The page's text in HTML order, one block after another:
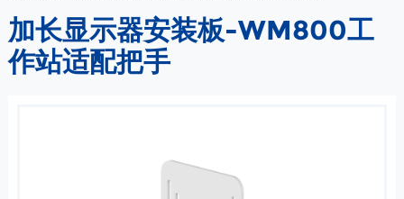
加长显示器安装板-WM800工
作站适配把手